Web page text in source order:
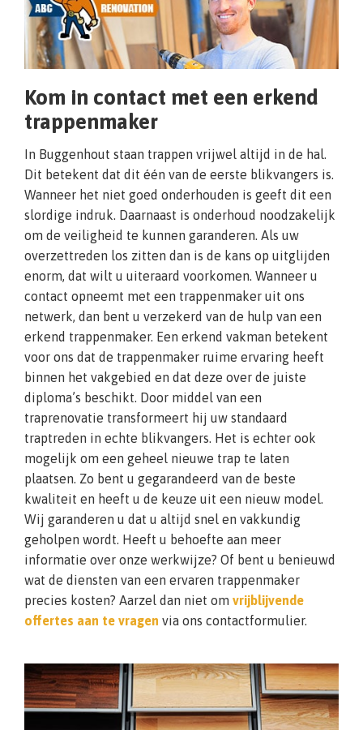
Kom in contact met een erkend
trappenmaker
In Buggenhout staan trappen vrijwel altijd in de hal.
Dit betekent dat dit één van de eerste blikvangers is.
Wanneer het niet goed onderhouden is geeft dit een
slordige indruk. Daarnaast is onderhoud noodzakelijk
om de veiligheid te kunnen garanderen. Als uw
overzettreden los zitten dan is de kans op uitglijden
enorm, dat wilt u uiteraard voorkomen. Wanneer u
contact opneemt met een trappenmaker uit ons
netwerk, dan bent u verzekerd van de hulp van een
erkend trappenmaker. Een erkend vakman betekent
voor ons dat de trappenmaker ruime ervaring heeft
binnen het vakgebied en dat deze over de juiste
diploma’s beschikt. Door middel van een
traprenovatie transformeert hij uw standaard
traptreden in echte blikvangers. Het is echter ook
mogelijk om een geheel nieuwe trap te laten
plaatsen. Zo bent u gegarandeerd van de beste
kwaliteit en heeft u de keuze uit een nieuw model.
Wij garanderen u dat u altijd snel en vakkundig
geholpen wordt. Heeft u behoefte aan meer
informatie over onze werkwijze? Of bent u benieuwd
wat de diensten van een ervaren trappenmaker
precies kosten? Aarzel dan niet om vrijblijvende
offertes aan te vragen via ons contactformulier.